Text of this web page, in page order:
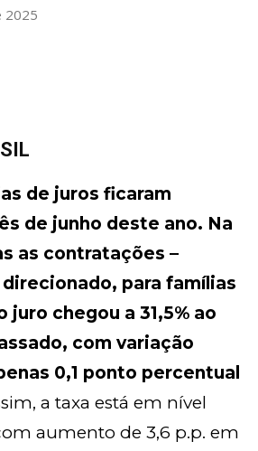
2025
de juros ficaram
de junho deste ano. Na
as contratações –
para famílias
juro chegou a 31,5% ao
com variação
0,1 ponto percentual
a taxa está em nível
aumento de 3,6 p.p. em